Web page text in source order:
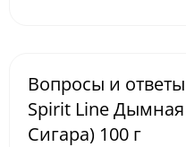
Вопросы и
Spirit Line
Сигара) 100 г